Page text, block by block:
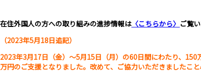
在住外国人の方への取り組みの進捗情報は〈こちらから〉 ご覧
（2023年5月18日追記）
2023年3月17日（金）～5月15日（月）の60日間にわたり、
万円のご支援となりました。改めて、ご協力いただきましたこと